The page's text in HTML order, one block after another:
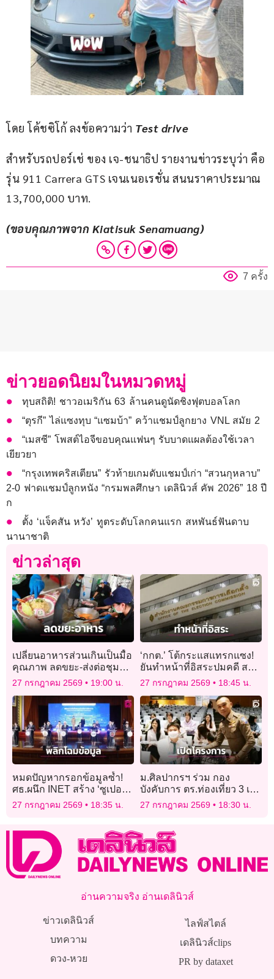
โดย โค้ชซิโก้ ลงข้อความว่า Test drive
สำหรับรถปอร์เช่ ของ เจ-ชนาธิป รายงานข่าวระบุว่า คือ
รุ่น 911 Carrera GTS เจนเนอเรชั่น สนนราคาประมาณ
13,700,000 บาท.
(ขอบคุณภาพจาก Kiatisuk Senamuang)
7 ครั้ง
ข่าวยอดนิยมในหมวดหมู่
ทุบสถิติ! ชาวอเมริกัน 63 ล้านคนดูนัดชิงฟุตบอลโลก
“ตุรกี” ไล่แซงทุบ “แซมบ้า” คว้าแชมป์ลูกยาง VNL สมัย 2
“เมสซี” โพสต์ไอจีขอบคุณแฟนๆ รับบาดแผลต้องใช้เวลา
เยียวยา
“กรุงเทพคริสเตียน” รัวท้ายเกมดับแชมป์เก่า “สวนกุหลาบ”
2-0 ฟาดแชมป์ลูกหนัง “กรมพลศึกษา เดลินิวส์ คัพ 2026” 18 ปี
ก
ตั้ง ‘แจ็คสัน หวัง’ ทูตระดับโลกคนแรก สหพันธ์ฟันดาบ
นานาชาติ
ข่าวล่าสุด
เปลี่ยนอาหารส่วนเกินเป็นมื้อ
คุณภาพ ลดขยะ-ส่งต่อชุมชน
เปราะบาง
27 กรกฎาคม 2569 19:00 น.
‘กกต.’ โต้กระแสแทรกแซง!
ยันทำหน้าที่อิสระปมคดี สว.
ยึดหลักฐาน-กฎหมาย คาดลง
มติสิ้น ส.ค. นี้
27 กรกฎาคม 2569 18:45 น.
หมดปัญหากรอกข้อมูลซ้ำ!
ศธ.ผนึก INET สร้าง ‘ซูเปอร์
แอปการศึกษา’ ใช้ข้อมูลชุด
เดียวทั่วไทย
27 กรกฎาคม 2569 18:35 น.
ม.ศิลปากรฯ ร่วม กอง
บังคับการ ตร.ท่องเที่ยว 3 เปิด
โครงการอบรม “ยุวทูตตำรวจ
ท่องเที่ยว”
27 กรกฎาคม 2569 18:30 น.
อ่านความจริง อ่านเดลินิวส์
ข่าวเดลินิวส์
บทความ
ดวง-หวย
ไลฟ์สไตล์
เดลินิวส์clips
PR by dataxet